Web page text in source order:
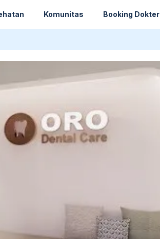
Komunitas Booking Dokter